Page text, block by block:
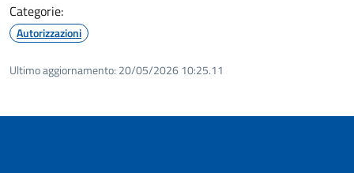
Categorie:
Autorizzazioni
Ultimo aggiornamento: 20/05/2026 10:25.11